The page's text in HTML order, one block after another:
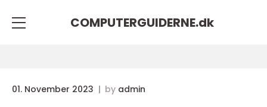
COMPUTERGUIDERNE.dk
01. November 2023 by admin